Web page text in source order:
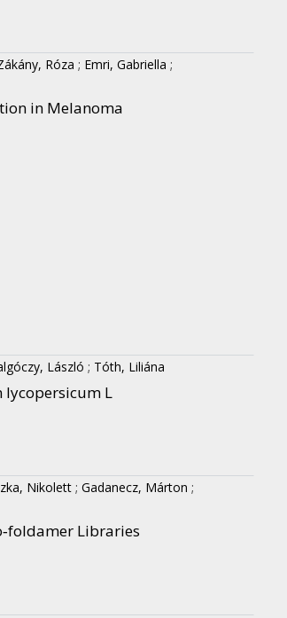
Róza ; Emri, Gabriella ;
in Melanoma
László ; Tóth, Liliána
lycopersicum L
Nikolett ; Gadanecz, Márton ;
Libraries